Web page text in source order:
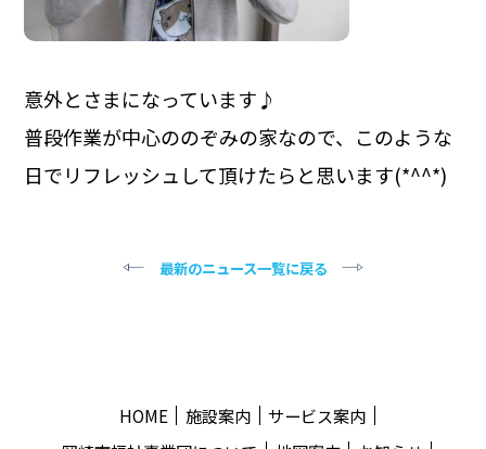
意外とさまになっています♪
普段作業が中心ののぞみの家なので、このような
日でリフレッシュして頂けたらと思います(*^^*)
最新のニュース一覧に戻る
HOME 施設案内
サービス案内